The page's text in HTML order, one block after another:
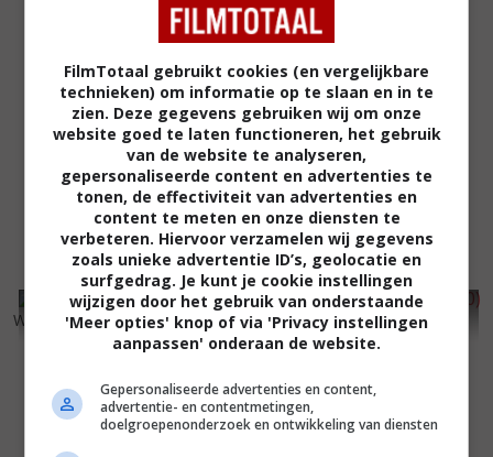
,0
Waterloo Bridge (1940) 6 ,5
Dance, Girl, Dance (1940)
FilmTotaal gebruikt cookies (en vergelijkbare
technieken) om informatie op te slaan en in te
zien. Deze gegevens gebruiken wij om onze
website goed te laten functioneren, het gebruik
van de website te analyseren,
gepersonaliseerde content en advertenties te
tonen, de effectiviteit van advertenties en
content te meten en onze diensten te
verbeteren. Hiervoor verzamelen wij gegevens
zoals unieke advertentie ID’s, geolocatie en
surfgedrag. Je kunt je cookie instellingen
wijzigen door het gebruik van onderstaande
'Meer opties' knop of via 'Privacy instellingen
aanpassen' onderaan de website.
Gepersonaliseerde advertenties en content,
advertentie- en contentmetingen,
doelgroepenonderzoek en ontwikkeling van diensten